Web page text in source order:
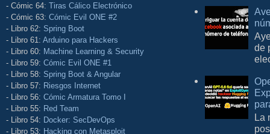
- Cómic 64: Tiras Cálico Electrónico
- Cómic 63: Cómic Evil ONE #2
- Libro 62: Spring Boot
- Libro 61: Arduino para Hackers
- Libro 60: Machine Learning & Security
- Libro 59: Cómic Evil ONE #1
- Libro 58: Spring Boot & Angular
- Libro 57: Riesgos Internet
- Libro 56: Cómic Armatura Tomo I
- Libro 55: Red Team
- Libro 54: Docker: SecDevOps
- Libro 53: Hacking con Metasploit
de
La